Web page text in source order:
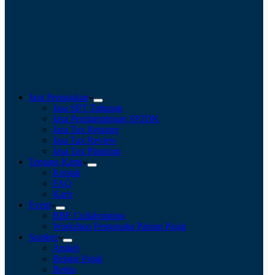
Jasa Perpajakan
Jasa SPT Tahunan
Jasa Pendampingan SP2DK
Jasa Tax Retainer
Jasa Tax Review
Jasa Tax Planning
Tentang Kami
Kontak
FAQ
Karir
Event
BBF Collaboration
Workshop Pengusaha Paham Pajak
Sumber
Artikel
Belajar Pajak
Berita